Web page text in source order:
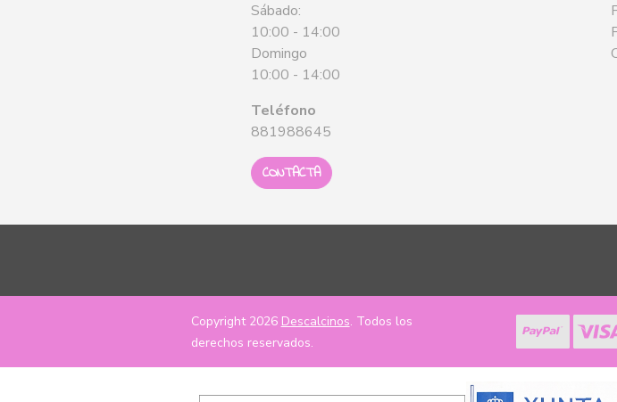
Sábado:
10:00 - 14:00
Domingo
10:00 - 14:00
Teléfono
881988645
CONTACTA
Copyright 2026 Descalcinos. Todos los
derechos reservados.